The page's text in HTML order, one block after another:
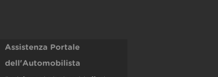
Assistenza Portale
dell'Automobilista